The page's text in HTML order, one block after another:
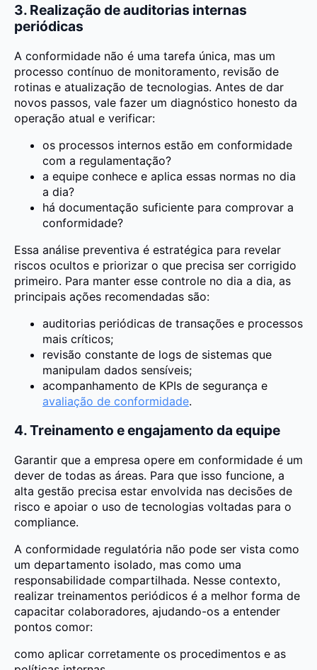
3. Realização de auditorias internas
periódicas
A conformidade não é uma tarefa única, mas um
processo contínuo de monitoramento, revisão de
rotinas e atualização de tecnologias. Antes de dar
novos passos, vale fazer um diagnóstico honesto da
operação atual e verificar:
os processos internos estão em conformidade
com a regulamentação?
a equipe conhece e aplica essas normas no dia
a dia?
há documentação suficiente para comprovar a
conformidade?
Essa análise preventiva é estratégica para revelar
riscos ocultos e priorizar o que precisa ser corrigido
primeiro. Para manter esse controle no dia a dia, as
principais ações recomendadas são:
auditorias periódicas de transações e processos
mais críticos;
revisão constante de logs de sistemas que
manipulam dados sensíveis;
acompanhamento de KPIs de segurança e
avaliação de conformidade.
4. Treinamento e engajamento da equipe
Garantir que a empresa opere em conformidade é um
dever de todas as áreas. Para que isso funcione, a
alta gestão precisa estar envolvida nas decisões de
risco e apoiar o uso de tecnologias voltadas para o
compliance.
A conformidade regulatória não pode ser vista como
um departamento isolado, mas como uma
responsabilidade compartilhada. Nesse contexto,
realizar treinamentos periódicos é a melhor forma de
capacitar colaboradores, ajudando-os a entender
pontos comor:
como aplicar corretamente os procedimentos e as